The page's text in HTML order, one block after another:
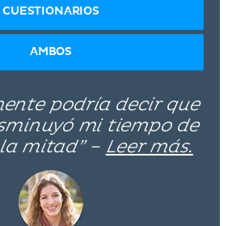
CUESTIONARIOS
AMBOS
podría decir que
mi tiempo de
mitad” – Leer más.